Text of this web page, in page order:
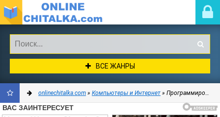
ВСЕ ЖАНРЫ
ДОБАВИТЬ
onlinechitalka.com » Компьютеры и Интернет » Программирование